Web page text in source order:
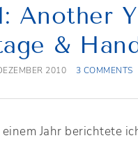
Another
&
2010 3 COMMENTS
Jahr berichtete